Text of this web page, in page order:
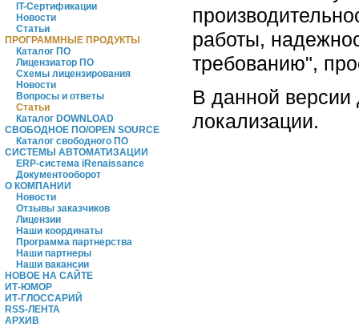
IT-Сертификации
Новости
Статьи
ПРОГРАММНЫЕ ПРОДУКТЫ
Каталог ПО
Лицензиатор ПО
Схемы лицензирования
Новости
Вопросы и ответы
Статьи
Каталог DOWNLOAD
СВОБОДНОЕ ПО/OPEN SOURCE
Каталог свободного ПО
СИСТЕМЫ АВТОМАТИЗАЦИИ
ERP-система iRenaissance
Документооборот
О КОМПАНИИ
Новости
Отзывы заказчиков
Лицензии
Наши координаты
Программа партнерства
Наши партнеры
Наши вакансии
НОВОЕ НА САЙТЕ
ИТ-ЮМОР
ИТ-ГЛОССАРИЙ
RSS-ЛЕНТА
АРХИВ
работы,
требованию",
В данной
локализации.